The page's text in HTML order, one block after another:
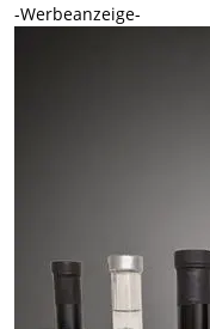
-Werbeanzeige-